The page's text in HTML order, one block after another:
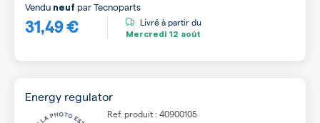
31,49 €
Vendu neuf parTecnoparts
Livré à partir du
Mercredi 12 août
Energy regulator
Ref. produit : 40900105